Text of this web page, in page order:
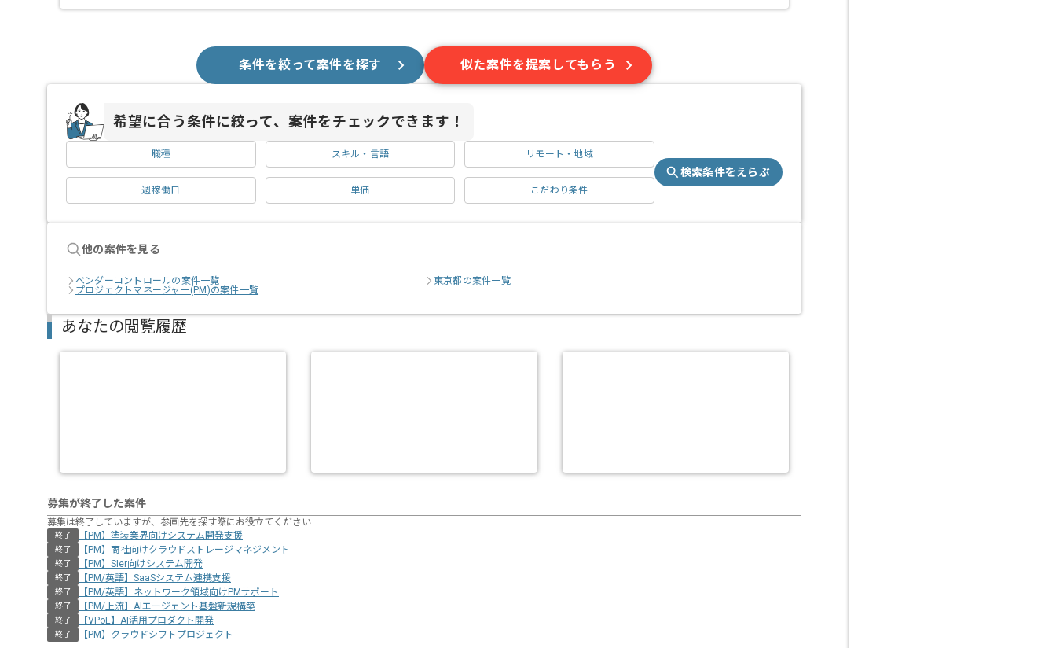
条件を絞って案件を探す 似た案件を提案してもらう
希望に合う条件に絞って、案件をチェックできます！
職種 スキル・言語 リモート・地域
週稼働日 単価 こだわり条件
検索条件をえらぶ
他の案件を見る
ベンダーコントロールの案件一覧
東京都の案件一覧
プロジェクトマネージャー(PM)の案件一覧
あなたの閲覧履歴
募集が終了した案件
募集は終了していますが、参画先を探す際にお役立てください
終了 【PM】塗装業界向けシステム開発支援
終了 【PM】商社向けクラウドストレージマネジメント
終了 【PM】SIer向けシステム開発
終了 【PM/英語】SaaSシステム連携支援
終了 【PM/英語】ネットワーク領域向けPMサポート
終了 【PM/上流】AIエージェント基盤新規構築
終了 【VPoE】AI活用プロダクト開発
終了 【PM】クラウドシフトプロジェクト